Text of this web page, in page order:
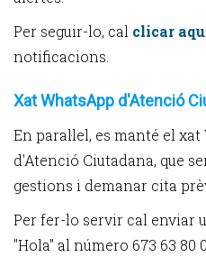
Per seguir-lo, cal clicar
notificacions.
Xat WhatsApp d'Atenció
En paral·lel, es manté el
d'Atenció Ciutadana, que
gestions i demanar cita
Per fer-lo servir cal enviar
"Hola" al número 673 63 80